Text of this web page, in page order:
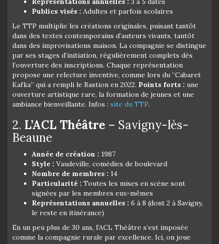
Publics visés : Adultes et parfois scolaires
Le TTP multiplie les créations originales, puisant tantôt
dans des textes contemporains d’auteurs vivants, tantôt
dans des improvisations maison. La compagnie se distingue
par ses stages d’initiation, régulièrement complets dès
l’ouverture des inscriptions. Chaque représentation
propose une relecture inventive, comme lors du “Cabaret
Kafka” qui a rempli le Bastion en 2022. Points forts : une
ouverture artistique rare, la formation de jeunes et une
ambiance bienveillante. Infos : site du TTP.
2. L’ACL Théâtre – Savigny-lès-
Beaune
Année de création : 1987
Style : Vaudeville, comédies de boulevard
Nombre de membres : 14
Particularité : Toutes les mises en scène sont
signées par les membres eux-mêmes
Représentations annuelles : 6 à 8 (dont 2 à Savigny,
le reste en itinérance)
En un peu plus de 30 ans, l’ACL Théâtre s’est imposée
comme la compagnie rurale par excellence. Ici, on joue